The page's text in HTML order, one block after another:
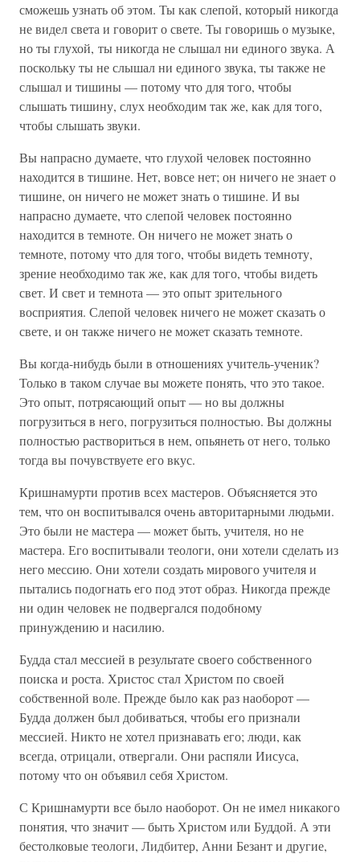
сможешь узнать об этом. Ты как слепой, который никогда
не видел света и говорит о свете. Ты говоришь о музыке,
но ты глухой, ты никогда не слышал ни единого звука. А
поскольку ты не слышал ни единого звука, ты также не
слышал и тишины — потому что для того, чтобы
слышать тишину, слух необходим так же, как для того,
чтобы слышать звуки.
Вы напрасно думаете, что глухой человек постоянно
находится в тишине. Нет, вовсе нет; он ничего не знает о
тишине, он ничего не может знать о тишине. И вы
напрасно думаете, что слепой человек постоянно
находится в темноте. Он ничего не может знать о
темноте, потому что для того, чтобы видеть темноту,
зрение необходимо так же, как для того, чтобы видеть
свет. И свет и темнота — это опыт зрительного
восприятия. Слепой человек ничего не может сказать о
свете, и он также ничего не может сказать темноте.
Вы когда-нибудь были в отношениях учитель-ученик?
Только в таком случае вы можете понять, что это такое.
Это опыт, потрясающий опыт — но вы должны
погрузиться в него, погрузиться полностью. Вы должны
полностью раствориться в нем, опьянеть от него, только
тогда вы почувствуете его вкус.
Кришнамурти против всех мастеров. Объясняется это
тем, что он воспитывался очень авторитарными людьми.
Это были не мастера — может быть, учителя, но не
мастера. Его воспитывали теологи, они хотели сделать из
него мессию. Они хотели создать мирового учителя и
пытались подогнать его под этот образ. Никогда прежде
ни один человек не подвергался подобному
принуждению и насилию.
Будда стал мессией в результате своего собственного
поиска и роста. Христос стал Христом по своей
собственной воле. Прежде было как раз наоборот —
Будда должен был добиваться, чтобы его признали
мессией. Никто не хотел признавать его; люди, как
всегда, отрицали, отвергали. Они распяли Иисуса,
потому что он объявил себя Христом.
С Кришнамурти все было наоборот. Он не имел никакого
понятия, что значит — быть Христом или Буддой. А эти
бестолковые теологи, Лидбитер, Анни Безант и другие,